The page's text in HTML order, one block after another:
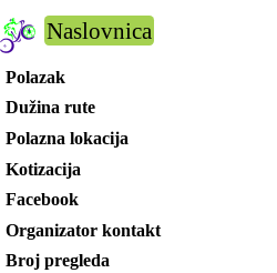
Naslovnica
Polazak
Dužina rute
Polazna lokacija
Kotizacija
Facebook
Organizator kontakt
Broj pregleda